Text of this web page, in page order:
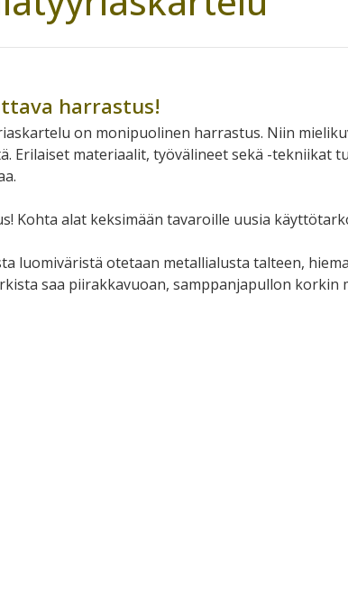
harrastus!
on monipuolinen harrastus. Niin
Erilaiset materiaalit, työvälineet sekä -tekniikat
Kohta alat keksimään tavaroille uusia
luomiväristä otetaan metallialusta talteen,
saa piirakkavuoan, samppanjapullon korkin